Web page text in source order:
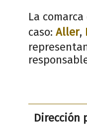
La
caso: Aller,
Dirección